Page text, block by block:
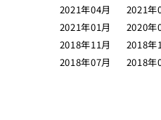
2021年04月
2021年
2021年01月
2020年
2018年11月
2018年
2018年07月
2018年